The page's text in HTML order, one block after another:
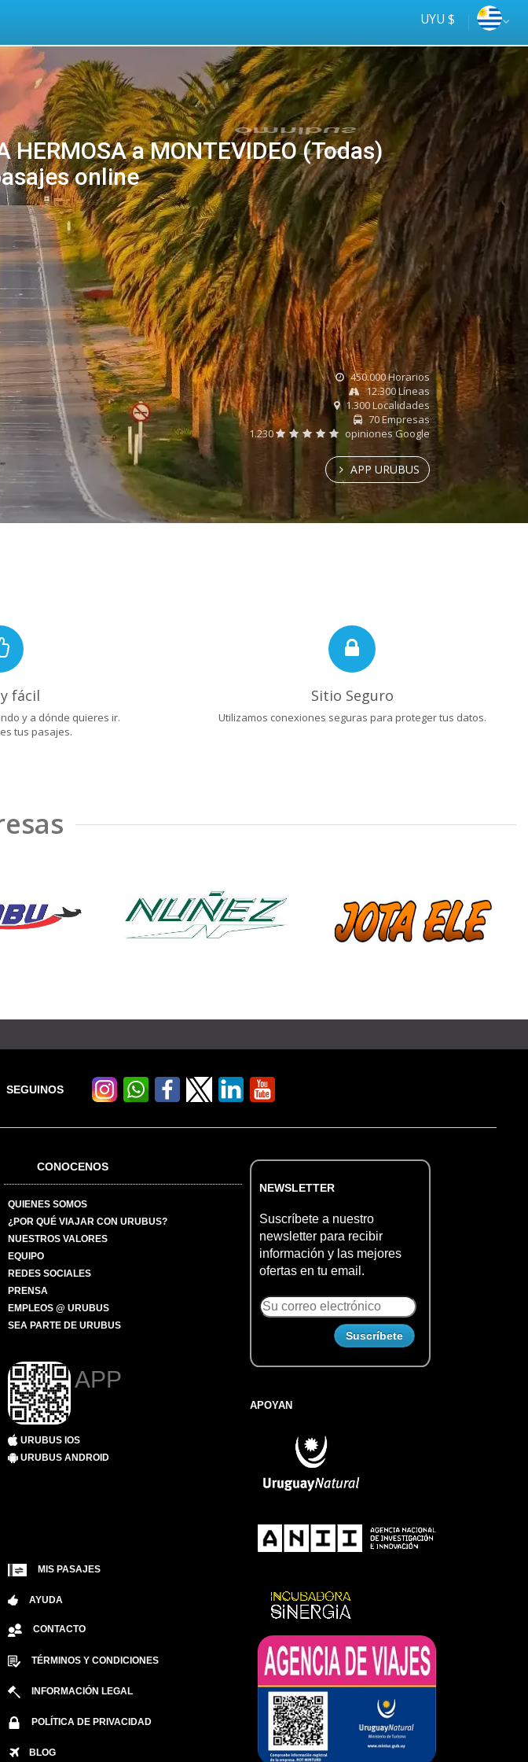
UYU $
HERMOSA a MONTEVIDEO (Todas)
online
online
Tus
ómnibus
450.000 Horarios
12.300 Líneas
1.300 Localidades
70 Empresas
1.230
opiniones Google
APP URUBUS
fácil
y a dónde quieres ir.
tus pasajes.
Sitio Seguro
Utilizamos conexiones seguras para proteger tus datos.
SEGUINOS
CONOCENOS
QUIENES SOMOS
¿POR QUÉ VIAJAR CON URUBUS?
NUESTROS VALORES
EQUIPO
REDES SOCIALES
PRENSA
EMPLEOS @ URUBUS
SEA PARTE DE URUBUS
APP
URUBUS IOS
URUBUS ANDROID
MIS PASAJES
AYUDA
CONTACTO
TÉRMINOS Y CONDICIONES
INFORMACIÓN LEGAL
POLÍTICA DE PRIVACIDAD
BLOG
NEWSLETTER
Suscríbete a nuestro
newsletter para recibir
información y las mejores
ofertas en tu email.
APOYAN